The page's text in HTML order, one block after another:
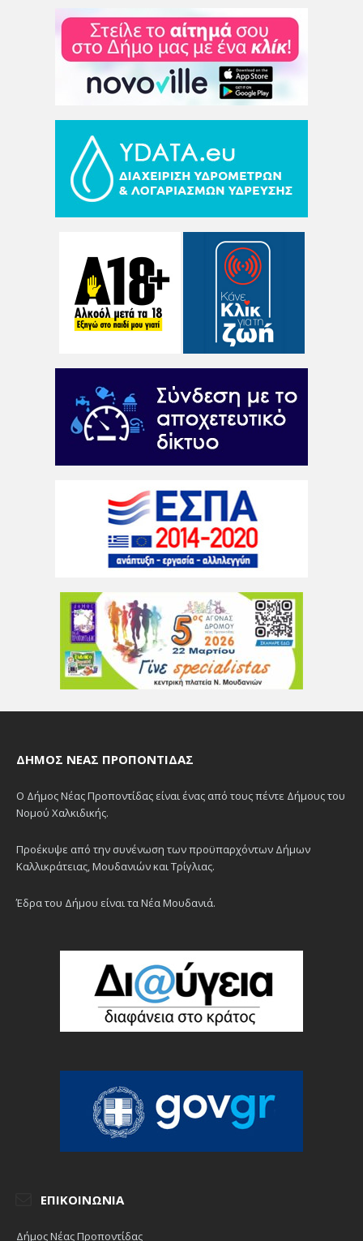
ΔΉΜΟΣ ΝΈΑΣ ΠΡΟΠΟΝΤΊΔΑΣ
Ο Δήμος Νέας Προποντίδας είναι ένας από τους πέντε Δήμους του
Νομού Χαλκιδικής.
Προέκυψε από την συνένωση των προϋπαρχόντων Δήμων
Καλλικράτειας, Μουδανιών και Τρίγλιας.
Έδρα του Δήμου είναι τα Νέα Μουδανιά.
ΕΠΙΚΟΙΝΩΝΊΑ
Δήμος Νέας Προποντίδας